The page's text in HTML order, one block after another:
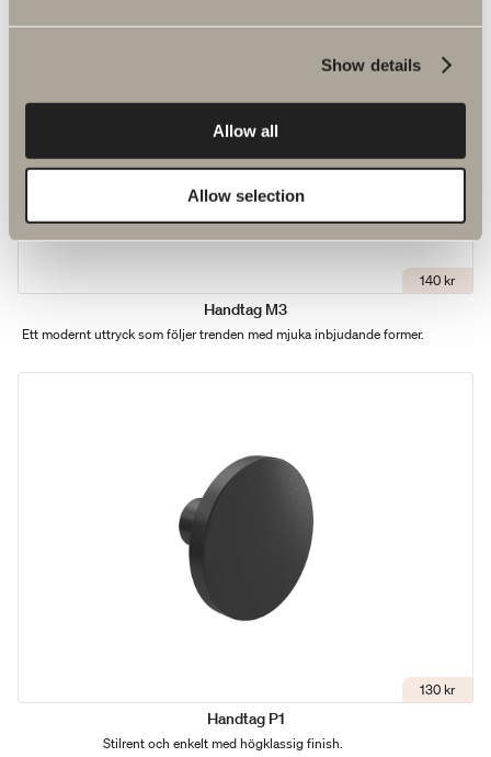
Show details
Allow all
Allow selection
140 kr
Handtag M3
Ett modernt uttryck som följer trenden med mjuka inbjudande former.
130 kr
Handtag P1
Stilrent och enkelt med högklassig finish.